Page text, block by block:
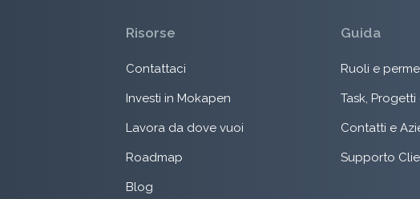
Risorse
Contattaci
Investi in Mokapen
Lavora da dove vuoi
Roadmap
Blog
Guida
Ruoli e
Task,
Contatti e
Supporto